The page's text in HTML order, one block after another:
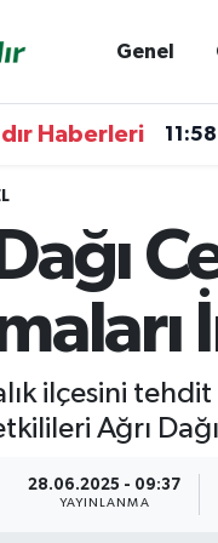
Genel
Haberleri 11:58
ilçesini
Ağrı
28.06.2025 - 09:37
YAYINLANMA
Fikstür